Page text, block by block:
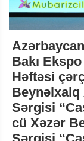
Bakı
Həftəsi
Beynəlxalq
Sərgisi
cü Xəzər